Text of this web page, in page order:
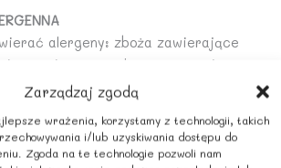
Zarządzaj zgodą
wrażenia, korzystamy z technologii, takich
i/lub uzyskiwania dostępu do
Zgoda na te technologie pozwoli nam
alergeny: zboża zawierające
inne orzechy, sezam, soję.
PRZECHOWYWANIA
i chłodnym miejscu.